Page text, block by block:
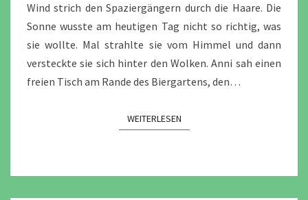
Wind strich den Spaziergängern durch die Haare. Die
Sonne wusste am heutigen Tag nicht so richtig, was
sie wollte. Mal strahlte sie vom Himmel und dann
versteckte sie sich hinter den Wolken. Anni sah einen
freien Tisch am Rande des Biergartens, den…
WEITERLESENWEITERLESEN